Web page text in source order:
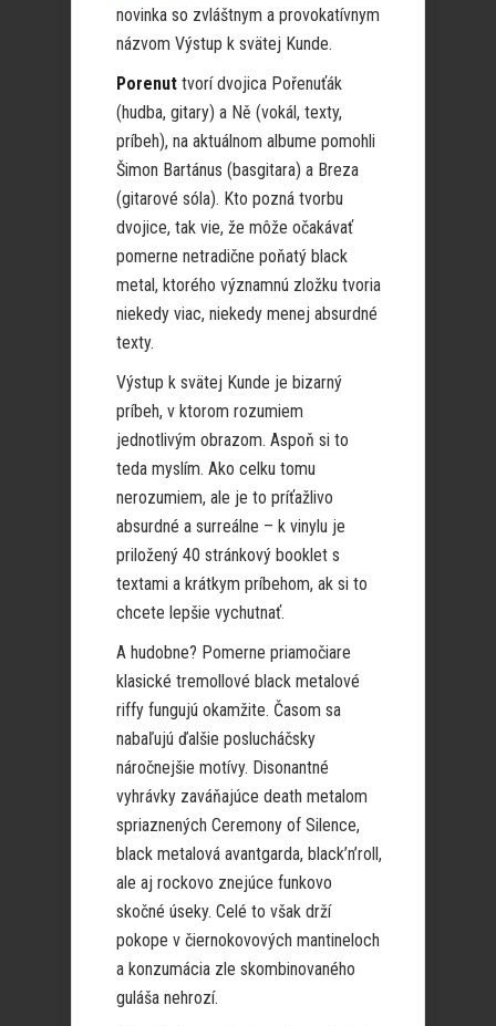
novinka so zvláštnym a provokatívnym
názvom Výstup k svätej Kunde.
Porenut tvorí dvojica Pořenuťák
(hudba, gitary) a Ně (vokál, texty,
príbeh), na aktuálnom albume pomohli
Šimon Bartánus (basgitara) a Breza
(gitarové sóla). Kto pozná tvorbu
dvojice, tak vie, že môže očakávať
pomerne netradične poňatý black
metal, ktorého významnú zložku tvoria
niekedy viac, niekedy menej absurdné
texty.
Výstup k svätej Kunde je bizarný
príbeh, v ktorom rozumiem
jednotlivým obrazom. Aspoň si to
teda myslím. Ako celku tomu
nerozumiem, ale je to príťažlivo
absurdné a surreálne – k vinylu je
priložený 40 stránkový booklet s
textami a krátkym príbehom, ak si to
chcete lepšie vychutnať.
A hudobne? Pomerne priamočiare
klasické tremollové black metalové
riffy fungujú okamžite. Časom sa
nabaľujú ďalšie poslucháčsky
náročnejšie motívy. Disonantné
vyhrávky zaváňajúce death metalom
spriaznených Ceremony of Silence,
black metalová avantgarda, black’n’roll,
ale aj rockovo znejúce funkovo
skočné úseky. Celé to však drží
pokope v čiernokovových mantineloch
a konzumácia zle skombinovaného
guláša nehrozí.